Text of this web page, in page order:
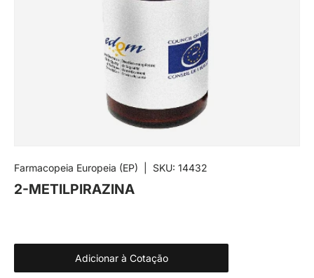
Farmacopeia Europeia (EP) SKU: 14432
2-METILPIRAZINA
Adicionar à Cotação